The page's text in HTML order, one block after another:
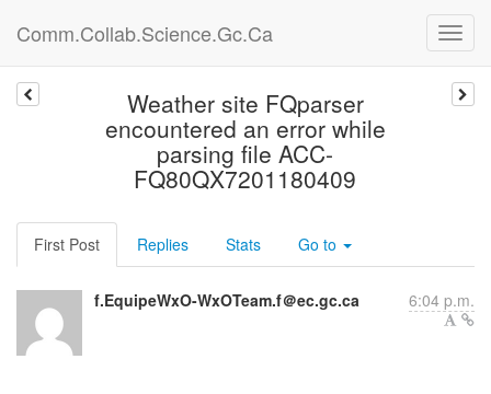
Comm.Collab.Science.Gc.Ca
Weather site FQparser
encountered an error while
parsing file ACC-
FQ80QX7201180409
First Post Replies Stats Go to
f.EquipeWxO-WxOTeam.f＠ec.gc.ca 6:04 p.m.